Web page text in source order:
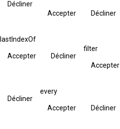
Décliner
Accepter Décliner
lastIndexOf
Accepter Décliner
filter
Accepter
Décliner
every
Accepter Décliner